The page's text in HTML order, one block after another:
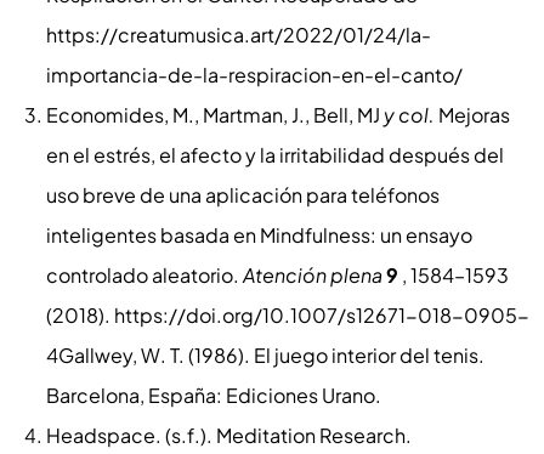
https://creatumusica.art/2022/01/24/la-
importancia-de-la-respiracion-en-el-canto/
Economides, M., Martman, J., Bell, MJ y col. Mejoras
en el estrés, el afecto y la irritabilidad después del
uso breve de una aplicación para teléfonos
inteligentes basada en Mindfulness: un ensayo
controlado aleatorio.Atención plena9 , 1584–1593
(2018). https://doi.org/10.1007/s12671-018-0905-
4Gallwey, W. T. (1986). El juego interior del tenis.
Barcelona, España: Ediciones Urano.
Headspace. (s.f.). Meditation Research.